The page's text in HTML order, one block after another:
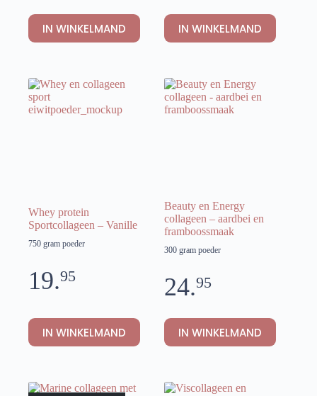
IN WINKELMAND IN WINKELMAND
Whey protein
Sportcollageen – Vanille
750 gram poeder
19.95
IN WINKELMAND
Beauty en Energy
collageen – aardbei en
framboossmaak
300 gram poeder
24.95
IN WINKELMAND